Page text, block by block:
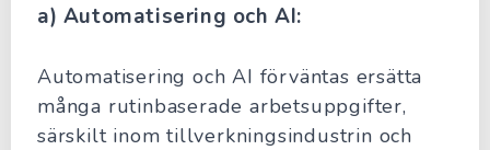
a) Automatisering och AI:
Automatisering och AI förväntas ersätta
många rutinbaserade arbetsuppgifter,
särskilt inom tillverkningsindustrin och